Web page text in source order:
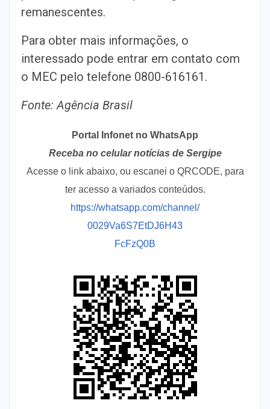
remanescentes.
Para obter mais informações, o
interessado pode entrar em contato com
o MEC pelo telefone 0800-616161.
Fonte: Agência Brasil
Portal Infonet no WhatsApp
Receba no celular notícias de Sergipe
Acesse o link abaixo, ou escanei o QRCODE, para
ter acesso a variados conteúdos.
https://whatsapp.com/channel/
0029Va6S7EtDJ6H43
FcFzQ0B